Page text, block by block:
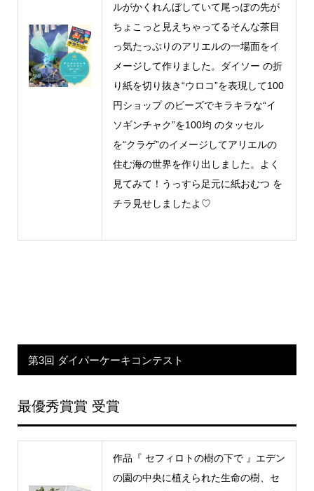
ルがかくれんぼしていて尾っぽの先が
ちょこっと見えちゃってるそんな茶目
っ気たっぷりのアリエルの一場面をイ
メージして作りました。ダイソー の折
り紙を切り抜き“ウロコ”を表現して100
円ショップ のビーズでキラキラな“イ
ソギンチャク”を100均 のタッセル
を“クラゲ”のイメージしてアリエルの
住む海の世界を作り出しました。よく
見てみて！うっすら足元に紙おむつ を
チラ見せしましたよ♡
第3回 ダイパーケーキコンテスト
最優秀賞賞 受賞
作品『 セフィロトの樹の下で 』エデン
の園の中央に植えられた生命の樹、セ